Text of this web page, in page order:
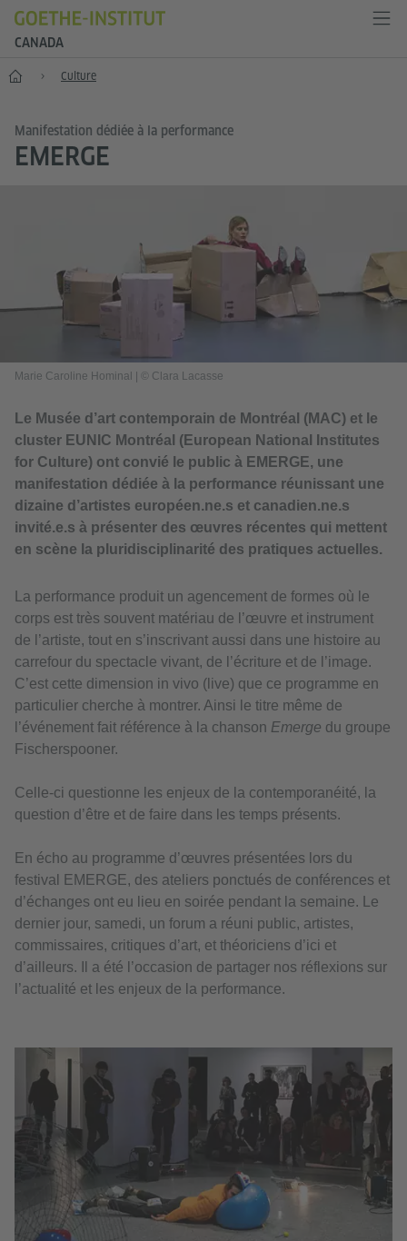
CANADA
Accueil Culture
Manifestation dédiée à la performance
EMERGE
Marie Caroline Hominal © Clara Lacasse
Le Musée d’art contemporain de Montréal (MAC) et le
cluster EUNIC Montréal (European National Institutes
for Culture) ont convié le public à EMERGE, une
manifestation dédiée à la performance réunissant une
dizaine d’artistes européen.ne.s et canadien.ne.s
invité.e.s à présenter des œuvres récentes qui mettent
en scène la pluridisciplinarité des pratiques actuelles.
La performance produit un agencement de formes où le
corps est très souvent matériau de l’œuvre et instrument
de l’artiste, tout en s’inscrivant aussi dans une histoire au
carrefour du spectacle vivant, de l’écriture et de l’image.
C’est cette dimension in vivo (live) que ce programme en
particulier cherche à montrer. Ainsi le titre même de
l’événement fait référence à la chanson Emerge du groupe
Fischerspooner.
Celle-ci questionne les enjeux de la contemporanéité, la
question d’être et de faire dans les temps présents.
En écho au programme d’œuvres présentées lors du
festival EMERGE, des ateliers ponctués de conférences et
d’échanges ont eu lieu en soirée pendant la semaine. Le
dernier jour, samedi, un forum a réuni public, artistes,
commissaires, critiques d’art, et théoriciens d’ici et
d’ailleurs. Il a été l’occasion de partager nos réflexions sur
l’actualité et les enjeux de la performance.